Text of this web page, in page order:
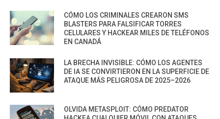
CÓMO LOS CRIMINALES CREARON SMS
BLASTERS PARA FALSIFICAR TORRES
CELULARES Y HACKEAR MILES DE TELÉFONOS
EN CANADÁ
LA BRECHA INVISIBLE: CÓMO LOS AGENTES
DE IA SE CONVIRTIERON EN LA SUPERFICIE DE
ATAQUE MÁS PELIGROSA DE 2025–2026
OLVIDA METASPLOIT: CÓMO PREDATOR